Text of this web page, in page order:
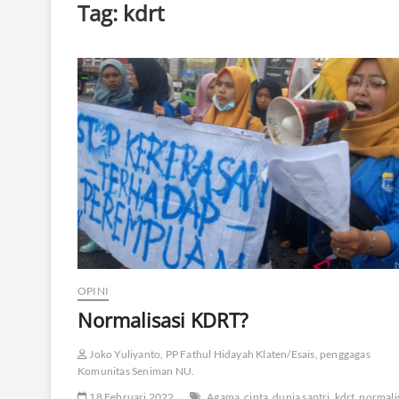
Tag: kdrt
OPINI
Normalisasi KDRT?
Joko Yuliyanto, PP Fathul Hidayah Klaten/Esais, penggagas
Komunitas Seniman NU.